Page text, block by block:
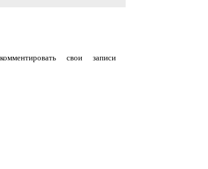
свои записи